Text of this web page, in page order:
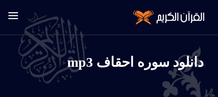
دانلود سوره احقاف mp3
🌙